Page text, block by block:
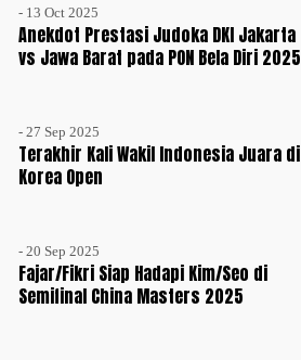
- 13 Oct 2025
Anekdot Prestasi Judoka DKI Jakarta
vs Jawa Barat pada PON Bela Diri 2025
- 27 Sep 2025
Terakhir Kali Wakil Indonesia Juara di
Korea Open
- 20 Sep 2025
Fajar/Fikri Siap Hadapi Kim/Seo di
Semifinal China Masters 2025